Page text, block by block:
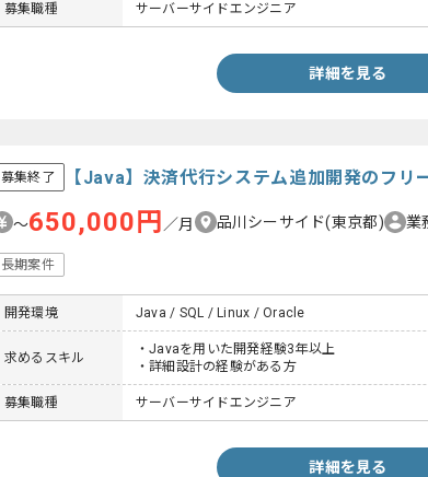
募集職種 サーバーサイドエンジニア
詳細を見る
募集終了 【Java】決済代行システム追加開発のフリ
〜650,000円 ／月 品川シーサイド(東京都) 業
長期案件
開発環境 Java / SQL / Linux / Oracle
求めるスキル
・Javaを用いた開発経験3年以上
・詳細設計の経験がある方
募集職種 サーバーサイドエンジニア
詳細を見る